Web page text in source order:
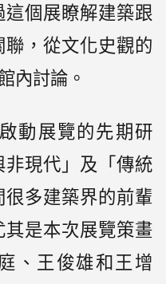
個展瞭解建築跟
，從文化史觀的
內討論。
動展覽的先期研
現代」及「傳統
多建築界的前輩
是本次展覽策畫
、王俊雄和王增